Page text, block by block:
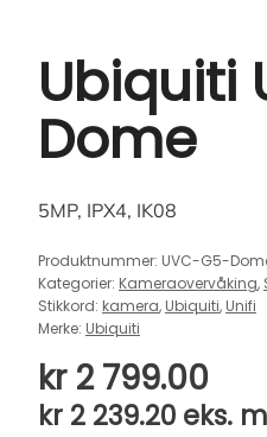
Ubiquiti
Dome
5MP, IPX4, IK08
Produktnummer: UVC-G5-
Kategorier: Kameraovervåking,
Stikkord: kamera, Ubiquiti, Unifi
Merke: Ubiquiti
kr2 799.00
kr 2 239.20 eks.